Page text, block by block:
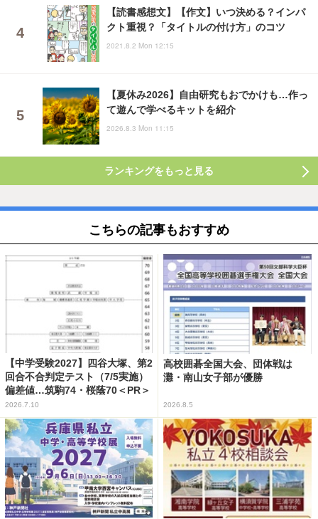
【読書感想文】【作文】いつ決める？インパ
クト重視？「タイトルの付け方」のコツ
2021.8.2 Mon 12:15
【夏休み2026】自由研究もおでかけも…作っ
て遊んで学べるキットを紹介
2026.8.3 Mon 11:15
ランキングをもっと見る
こちらの記事もおすすめ
【中学受験2027】四谷大塚、第2
回合不合判定テスト（7/5実施）
偏差値…筑駒74・桜蔭70＜PR＞
2026.7.10
高校囲碁全国大会、団体戦は
灘・南山女子部が優勝
2026.8.5